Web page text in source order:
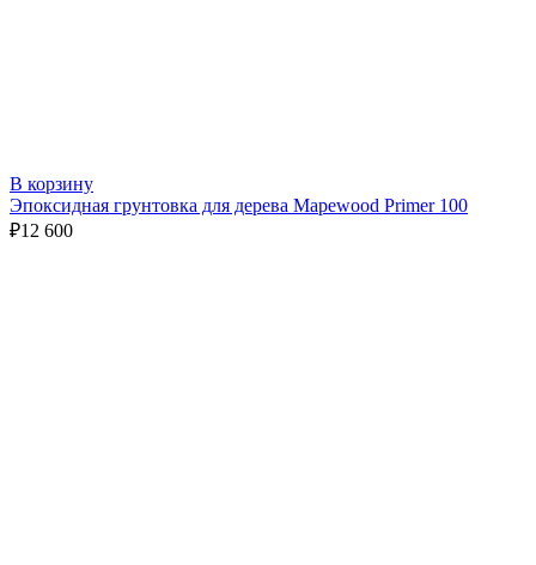
В корзину
Эпоксидная грунтовка для дерева Mapewood Primer 100
₽12 600